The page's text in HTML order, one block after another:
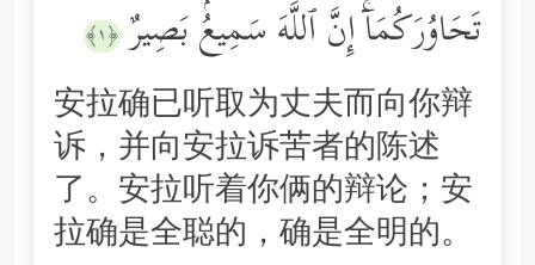
تَحَاوُرَكُمَاۤۚ إِنَّ ٱللَّهَ سَمِیعُۢ بَصِیرٌ ﴿١﴾
安拉确已听取为丈夫而向你辩
诉，并向安拉诉苦者的陈述
了。安拉听着你俩的辩论；安
拉确是全聪的，确是全明的。